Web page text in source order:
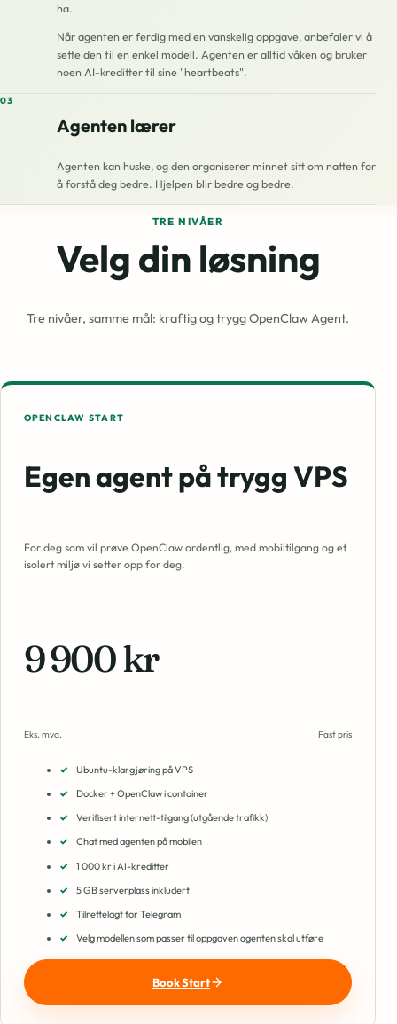
ha.
Når agenten er ferdig med en vanskelig oppgave, anbefaler vi å
sette den til en enkel modell. Agenten er alltid våken og bruker
noen AI-kreditter til sine "heartbeats".
03
Agenten lærer
Agenten kan huske, og den organiserer minnet sitt om natten for
å forstå deg bedre. Hjelpen blir bedre og bedre.
TRE NIVÅER
Velg din løsning
Tre nivåer, samme mål: kraftig og trygg OpenClaw Agent.
OPENCLAW START
Egen agent på trygg VPS
For deg som vil prøve OpenClaw ordentlig, med mobiltilgang og et
isolert miljø vi setter opp for deg.
9 900 kr
Eks. mva. Fast pris
Ubuntu-klargjøring på VPS
Docker + OpenClaw i container
Verifisert internett-tilgang (utgående trafikk)
Chat med agenten på mobilen
1 000 kr i AI-kreditter
5 GB serverplass inkludert
Tilrettelagt for Telegram
Velg modellen som passer til oppgaven agenten skal utføre
Book Start